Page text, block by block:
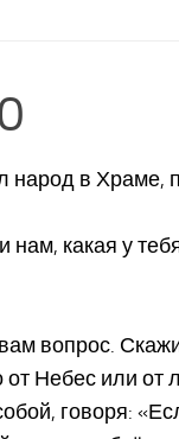
в Храме,
нам, какая у
вопрос.
Небес или от
говоря: